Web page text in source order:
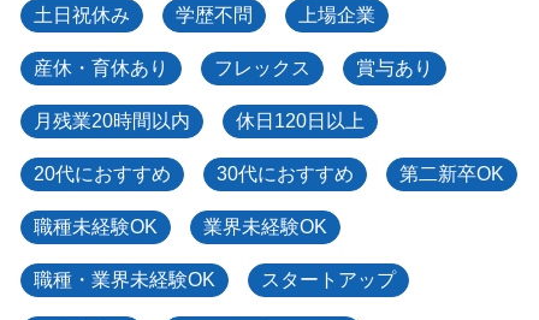
土日祝休み 学歴不問 上場企業
産休・育休あり フレックス 賞与あり
月残業20時間以内 休日120日以上
20代におすすめ 30代におすすめ 第二新卒OK
職種未経験OK 業界未経験OK
職種・業界未経験OK スタートアップ